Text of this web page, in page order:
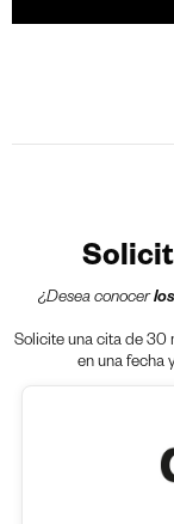
¿Desea conocer
Solicite una cita de 30
en una fecha